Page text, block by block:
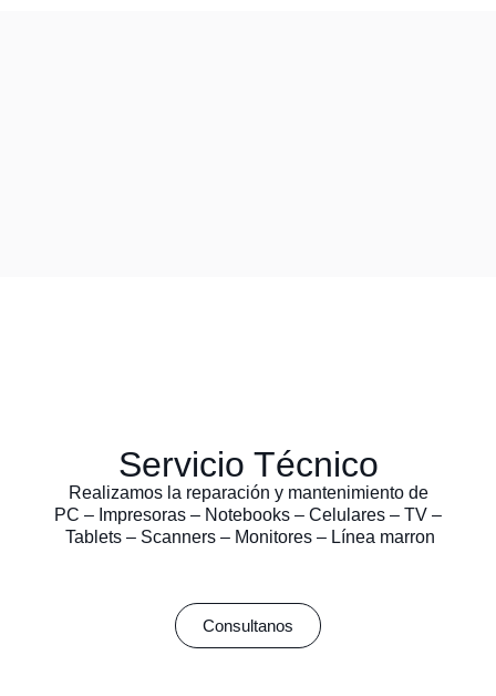
Servicio Técnico
Realizamos la reparación y mantenimiento de
PC – Impresoras – Notebooks – Celulares – TV –
Tablets – Scanners – Monitores – Línea marron
Consultanos